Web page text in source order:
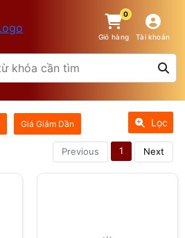
0
Giỏ hàng Tài khoản
Giá Giảm Dần Lọc
Previous 1 Next